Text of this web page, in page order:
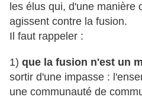
les élus qui, d'une manière
agissent contre la fusion.
Il faut rappeler :
1) que la fusion n'est un
sortir d'une impasse :
une communauté de